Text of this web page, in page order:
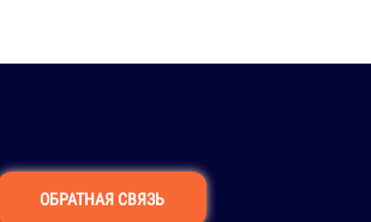
ОБРАТНАЯ СВЯЗЬ